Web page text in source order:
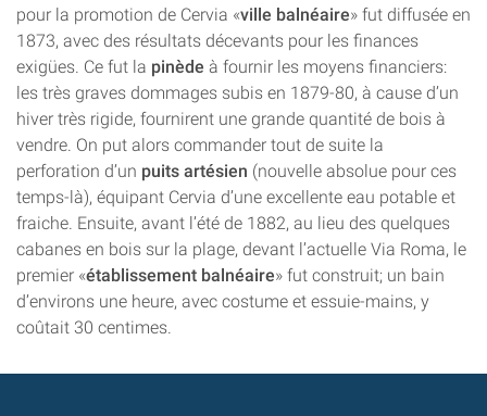
pour la promotion de Cervia «ville balnéaire» fut diffusée en
1873, avec des résultats décevants pour les finances
exigües. Ce fut la pinède à fournir les moyens financiers:
les très graves dommages subis en 1879-80, à cause d’un
hiver très rigide, fournirent une grande quantité de bois à
vendre. On put alors commander tout de suite la
perforation d’un puits artésien (nouvelle absolue pour ces
temps-là), équipant Cervia d’une excellente eau potable et
fraiche. Ensuite, avant l’été de 1882, au lieu des quelques
cabanes en bois sur la plage, devant l’actuelle Via Roma, le
premier «établissement balnéaire» fut construit; un bain
d’environs une heure, avec costume et essuie-mains, y
coûtait 30 centimes.